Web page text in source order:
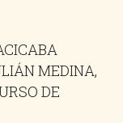
MEDINA,
DE